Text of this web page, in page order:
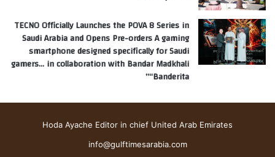
TECNO Officially Launches the POVA 8 Series in
Saudi Arabia and Opens Pre-orders A gaming
smartphone designed specifically for Saudi
gamers… in collaboration with Bandar Madkhali
“Banderita”
Hoda Ayache Editor in chief United Arab Emirates
info@gulftimesarabia.com